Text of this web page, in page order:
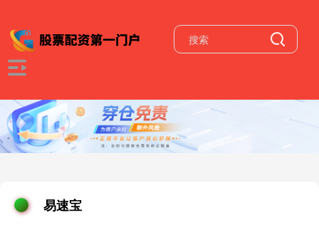
易速宝